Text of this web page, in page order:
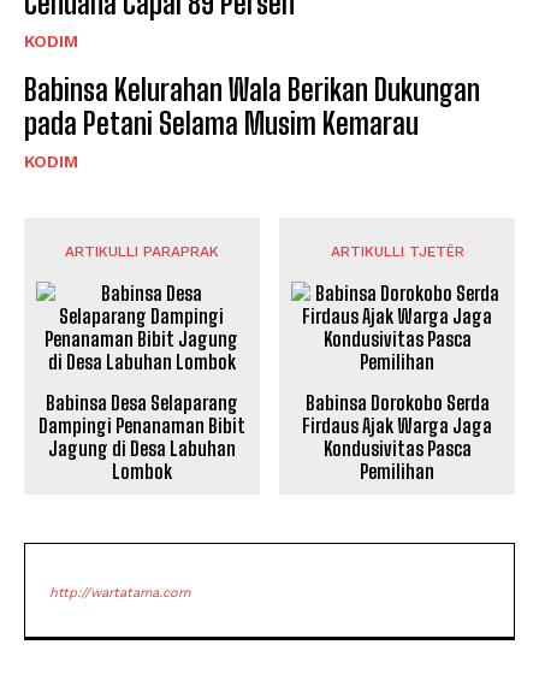
KODIM
Babinsa Kelurahan Wala Berikan Dukungan
pada Petani Selama Musim Kemarau
KODIM
ARTIKULLI PARAPRAK
Babinsa Desa Selaparang
Dampingi Penanaman Bibit
Jagung di Desa Labuhan
Lombok
ARTIKULLI TJETËR
Babinsa Dorokobo Serda
Firdaus Ajak Warga Jaga
Kondusivitas Pasca
Pemilihan
http://wartatama.com